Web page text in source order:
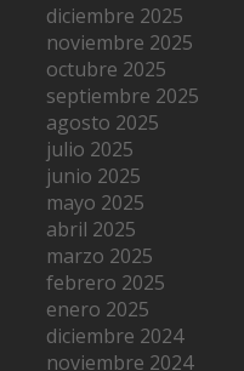
diciembre 2025
noviembre 2025
octubre 2025
septiembre 2025
agosto 2025
julio 2025
junio 2025
mayo 2025
abril 2025
marzo 2025
febrero 2025
enero 2025
diciembre 2024
noviembre 2024